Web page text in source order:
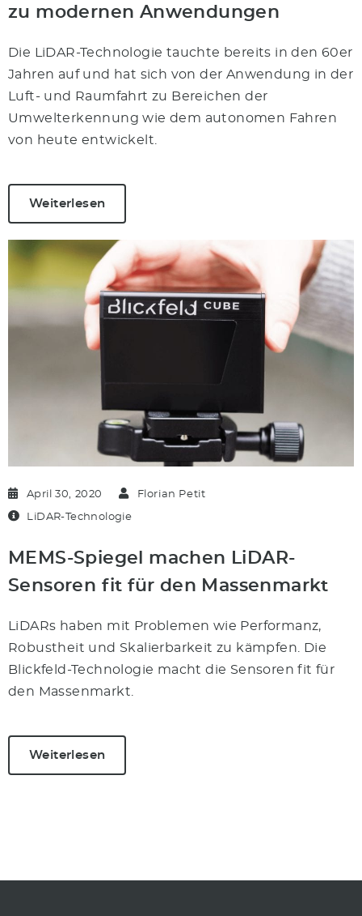
zu modernen Anwendungen
Die LiDAR-Technologie tauchte bereits in den 60er
Jahren auf und hat sich von der Anwendung in der
Luft- und Raumfahrt zu Bereichen der
Umwelterkennung wie dem autonomen Fahren
von heute entwickelt.
Weiterlesen
April 30, 2020 Florian Petit
LiDAR-Technologie
MEMS-Spiegel machen LiDAR-
Sensoren fit für den Massenmarkt
LiDARs haben mit Problemen wie Performanz,
Robustheit und Skalierbarkeit zu kämpfen. Die
Blickfeld-Technologie macht die Sensoren fit für
den Massenmarkt.
Weiterlesen